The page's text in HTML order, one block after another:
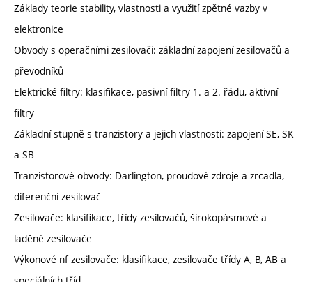
Základy teorie stability, vlastnosti a využití zpětné vazby v
elektronice
Obvody s operačními zesilovači: základní zapojení zesilovačů a
převodníků
Elektrické filtry: klasifikace, pasivní filtry 1. a 2. řádu, aktivní
filtry
Základní stupně s tranzistory a jejich vlastnosti: zapojení SE, SK
a SB
Tranzistorové obvody: Darlington, proudové zdroje a zrcadla,
diferenční zesilovač
Zesilovače: klasifikace, třídy zesilovačů, širokopásmové a
laděné zesilovače
Výkonové nf zesilovače: klasifikace, zesilovače třídy A, B, AB a